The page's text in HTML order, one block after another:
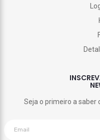
Seja o primeiro a saber